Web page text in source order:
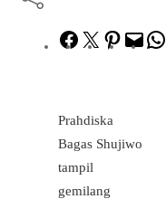
Facebook
TwitterPinterest
Mail
Prahdiska
Bagas Shujiwo
tampil
gemilang